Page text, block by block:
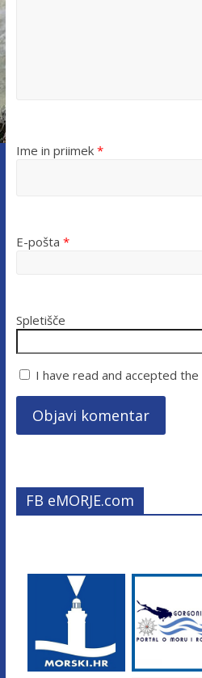
Ime in priimek *
E-pošta *
Spletišče
I have read and accepted the
FB eMORJE.com